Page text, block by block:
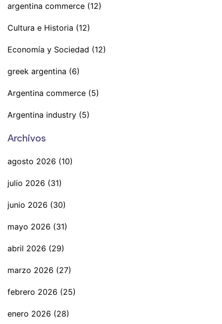
argentina commerce (12)
Cultura e Historia (12)
Economía y Sociedad (12)
greek argentina (6)
Argentina commerce (5)
Argentina industry (5)
Archivos
agosto 2026 (10)
julio 2026 (31)
junio 2026 (30)
mayo 2026 (31)
abril 2026 (29)
marzo 2026 (27)
febrero 2026 (25)
enero 2026 (28)